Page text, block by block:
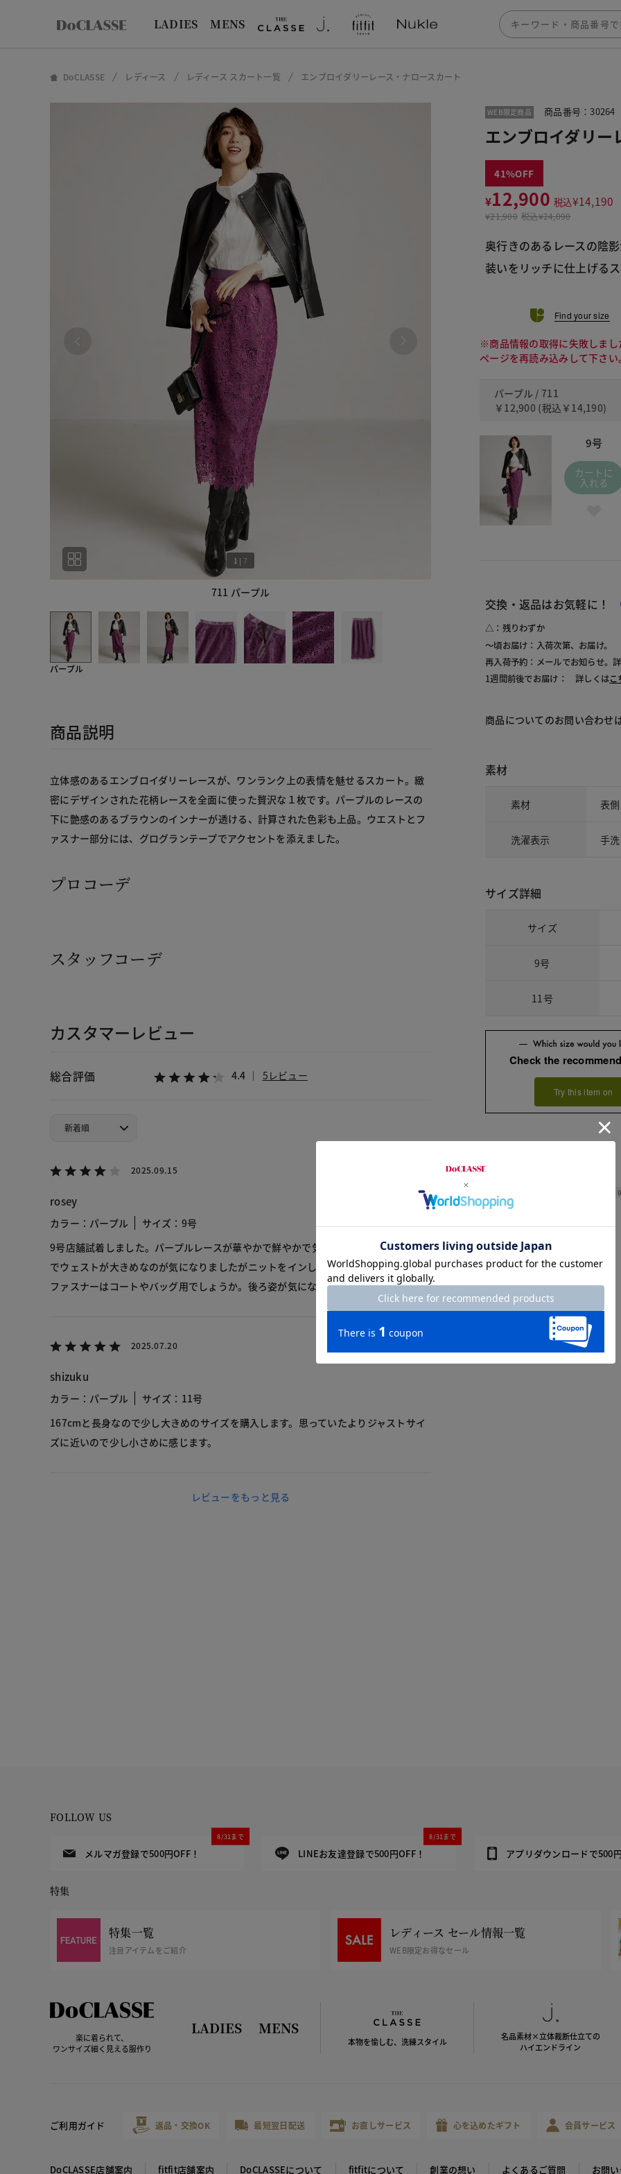
LADIES MENS
DoCLASSE レディース レディース スカート一覧 エンブロイダリーレース・ナロースカート
711 パープル
1 | 7
パープル
商品説明
立体感のあるエンブロイダリーレースが、ワンランク上の表情を魅せるスカート。緻
密にデザインされた花柄レースを全面に使った贅沢な１枚です。パープルのレースの
下に艶感のあるブラウンのインナーが透ける、計算された色彩も上品。ウエストとフ
ァスナー部分には、グログランテープでアクセントを添えました。
プロコーデ
スタッフコーデ
カスタマーレビュー
総合評価 4.4 5レビュー
2025.09.15
rosey
カラー：パープル
サイズ：9号
9号店舗試着しました。パープルレースが華やかで鮮やかで気分あがります。レビュー
でウェストが大きめなのが気になりましたがニットをインして着れば良さそうです。
ファスナーはコートやバッグ用でしょうか。後ろ姿が気になり星4にしました。
2025.07.20
shizuku
カラー：パープル
サイズ：11号
167cmと長身なので少し大きめのサイズを購入します。思っていたよりジャストサイ
ズに近いので少し小さめに感じます。
レビューをもっと見る
WEB限定商品 商品番号：30264
エンブロイダリー
41
¥12,900 税込¥14,190
¥21,900 税込¥24,090
奥行きのあるレースの陰影
装いをリッチに仕上げる
Find your size
※商品情報の取得に失敗しまし
ページを再読み込みして下さい。
パープル / 711
￥12,900 (税込 ￥14,190)
9号
カートに
入れる
交換・返品はお気軽に！
△：残りわずか
～頃お届け：入荷次第、お届け。
再入荷予約：メールでお知らせ。
1週間前後でお届け： 詳しくはこ
商品についてのお問い合わせ
素材
素材 表
洗濯表示 手
サイズ詳細
サイズ
9号
11号
Check the
Try this item on
FOLLOW US
メルマガ登録で500円OFF！
8/31まで
LINEお友達登録で500円OFF！
8/31まで
アプリダウンロードで500
特集
特集一覧
注目アイテムをご紹介
レディース セール情報一覧
WEB限定お得なセール
楽に着られて、
ワンサイズ細く見える服作り
LADIES MENS
本物を愉しむ、洗練スタイル
名品素材×立体裁断仕立ての
ハイエンドライン
ご利用ガイド 返品・交換OK 最短翌日配送 お直しサービス 心を込めたギフト 会員サービス
DoCLASSE店舗案内 fitfit店舗案内 DoCLASSEについて fitfitについて 創業の想い よくあるご質問 お問